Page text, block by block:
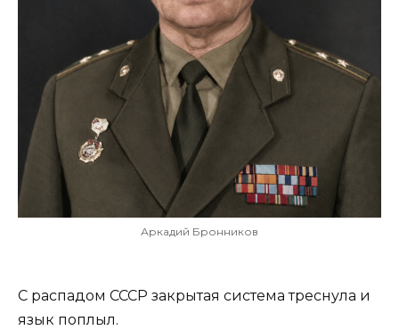
Аркадий Бронников
С распадом СССР закрытая система треснула и
язык поплыл.